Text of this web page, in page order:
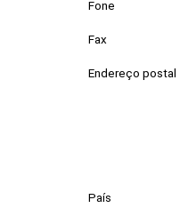
Fone
Fax
Endereço postal
País